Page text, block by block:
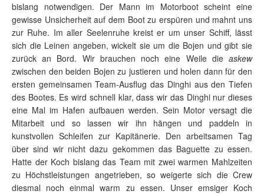
bislang notwendigen. Der Mann im Motorboot scheint eine
gewisse Unsicherheit auf dem Boot zu erspüren und mahnt uns
zur Ruhe. Im aller Seelenruhe kreist er um unser Schiff, lässt
sich die Leinen angeben, wickelt sie um die Bojen und gibt sie
zurück an Bord. Wir brauchen noch eine Weile die askew
zwischen den beiden Bojen zu justieren und holen dann für den
ersten gemeinsamen Team-Ausflug das Dinghi aus den Tiefen
des Bootes. Es wird schnell klar, dass wir das Dinghi nur dieses
eine Mal im Hafen aufbauen werden. Sein Motor versagt die
Mitarbeit und so lassen wir ihn hängen und paddeln in
kunstvollen Schleifen zur Kapitänerie. Den arbeitsamen Tag
über sind wir nicht dazu gekommen das Baguette zu essen.
Hatte der Koch bislang das Team mit zwei warmen Mahlzeiten
zu Höchstleistungen angetrieben, so weigerte sich die Crew
diesmal noch einmal warm zu essen. Unser emsiger Koch